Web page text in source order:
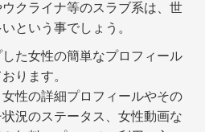
クライナ等のスラブ系は、世
という事でしょう。
た女性の簡単なプロフィール
ります。
女性の詳細プロフィールやその
況のステータス、女性動画な